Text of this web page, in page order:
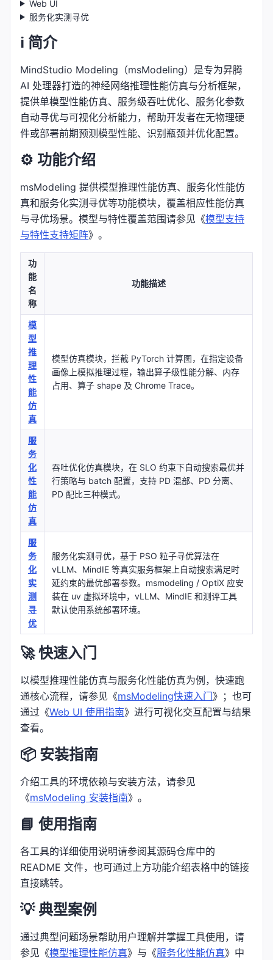
Web UI
服务化实测寻优
ℹ️ 简介
MindStudio Modeling（msModeling）是专为昇腾
AI 处理器打造的神经网络推理性能仿真与分析框架，
提供单模型性能仿真、服务级吞吐优化、服务化参数
自动寻优与可视化分析能力，帮助开发者在无物理硬
件或部署前期预测模型性能、识别瓶颈并优化配置。
⚙️ 功能介绍
msModeling 提供模型推理性能仿真、服务化性能仿
真和服务化实测寻优等功能模块，覆盖相应性能仿真
与寻优场景。模型与特性覆盖范围请参见《模型支持
与特性支持矩阵》。
功
能
名
称
功能描述
模
型
推
理
性
能
仿
真
模型仿真模块，拦截 PyTorch 计算图，在指定设备
画像上模拟推理过程，输出算子级性能分解、内存
占用、算子 shape 及 Chrome Trace。
服
务
化
性
能
仿
真
吞吐优化仿真模块，在 SLO 约束下自动搜索最优并
行策略与 batch 配置，支持 PD 混部、PD 分离、
PD 配比三种模式。
服
务
化
实
测
寻
优
服务化实测寻优，基于 PSO 粒子寻优算法在
vLLM、MindIE 等真实服务框架上自动搜索满足时
延约束的最优部署参数。msmodeling / OptiX 应安
装在 uv 虚拟环境中，vLLM、MindIE 和测评工具
默认使用系统部署环境。
🚀 快速入门
以模型推理性能仿真与服务化性能仿真为例，快速跑
通核心流程，请参见《msModeling快速入门》；也可
通过《Web UI 使用指南》进行可视化交互配置与结果
查看。
📦 安装指南
介绍工具的环境依赖与安装方法，请参见
《msModeling 安装指南》。
📘 使用指南
各工具的详细使用说明请参阅其源码仓库中的
README 文件，也可通过上方功能介绍表格中的链接
直接跳转。
💡 典型案例
通过典型问题场景帮助用户理解并掌握工具使用，请
参见《模型推理性能仿真》与《服务化性能仿真》中